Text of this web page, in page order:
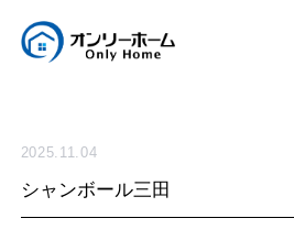
2025.11.04
シャンボール三田